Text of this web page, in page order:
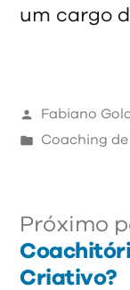
um cargo
Publicado
por
Fabiano
Publicado
Coaching
de
Próximo
Criativo?